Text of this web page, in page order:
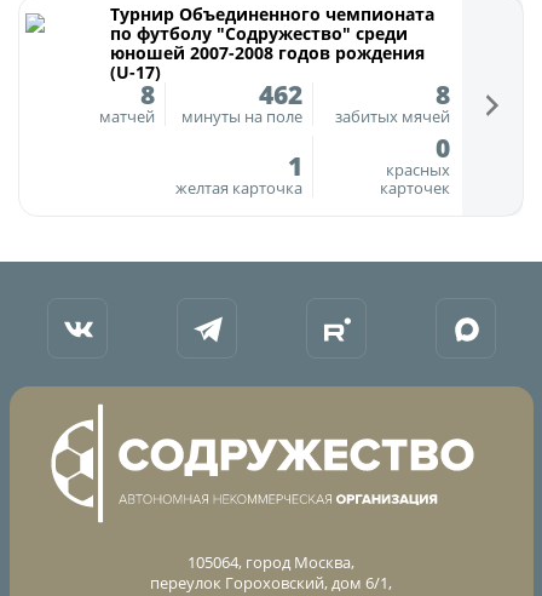
Турнир Объединенного чемпионата
по футболу "Содружество" среди
юношей 2007-2008 годов рождения
(U-17)
матчей
8
минуты на поле
462
забитых мячей
8
желтая карточка
1
красных
карточек
0
105064, город Москва,
переулок Гороховский, дом 6/1,